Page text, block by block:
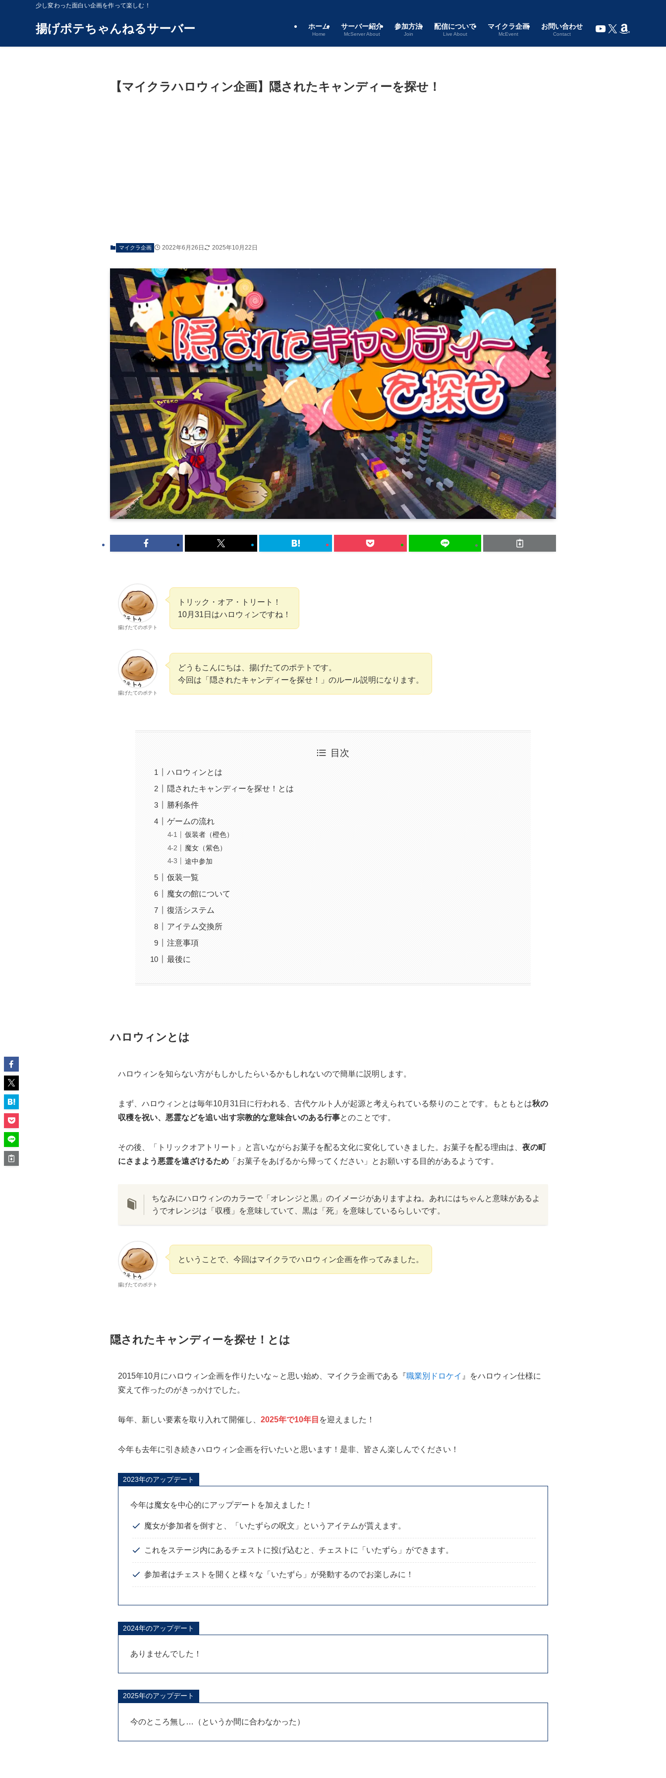
少し変わった面白い企画を作って楽しむ！
揚げポテちゃんねるサーバー ホーム
Home
サーバー紹介
McServer About
参加方法
Join
配信について
Live About
マイクラ企画
McEvent
お問い合わせ
Contact YouTube
X Amazon
【マイクラハロウィン企画】隠されたキャンディーを探せ！
マイクラ企画 2022年6月26日 2025年10月22日
揚げたてのポテト
トリック・オア・トリート！
10月31日はハロウィンですね！
揚げたてのポテト
どうもこんにちは、揚げたてのポテトです。
今回は「隠されたキャンディーを探せ！」のルール説明になります。
目次
ハロウィンとは
隠されたキャンディーを探せ！とは
勝利条件
ゲームの流れ
仮装者（橙色）
魔女（紫色）
途中参加
仮装一覧
魔女の館について
復活システム
アイテム交換所
注意事項
最後に
ハロウィンとは
ハロウィンを知らない方がもしかしたらいるかもしれないので簡単に説明します。
まず、ハロウィンとは毎年10月31日に行われる、古代ケルト人が起源と考えられている祭りのことです。もともとは秋の
収穫を祝い、悪霊などを追い出す宗教的な意味合いのある行事とのことです。
その後、「トリックオアトリート」と言いながらお菓子を配る文化に変化していきました。お菓子を配る理由は、 夜の町
にさまよう悪霊を遠ざけるため 「お菓子をあげるから帰ってください」とお願いする目的があるようです。
ちなみにハロウィンのカラーで「オレンジと黒」のイメージがありますよね。あれにはちゃんと意味があるよ
うでオレンジは「収穫」を意味していて、黒は「死」を意味しているらしいです。
揚げたてのポテト
ということで、今回はマイクラでハロウィン企画を作ってみました。
隠されたキャンディーを探せ！とは
2015年10月にハロウィン企画を作りたいな～と思い始め、マイクラ企画である『職業別ドロケイ 』をハロウィン仕様に
変えて作ったのがきっかけでした。
毎年、新しい要素を取り入れて開催し、 2025年で10年目 を迎えました！
今年も去年に引き続きハロウィン企画を行いたいと思います！是非、皆さん楽しんでください！
2023年のアップデート
今年は魔女を中心的にアップデートを加えました！
魔女が参加者を倒すと、「いたずらの呪文」というアイテムが貰えます。
これをステージ内にあるチェストに投げ込むと、チェストに「いたずら」ができます。
参加者はチェストを開くと様々な「いたずら」が発動するのでお楽しみに！
2024年のアップデート
ありませんでした！
2025年のアップデート
今のところ無し…（というか間に合わなかった）